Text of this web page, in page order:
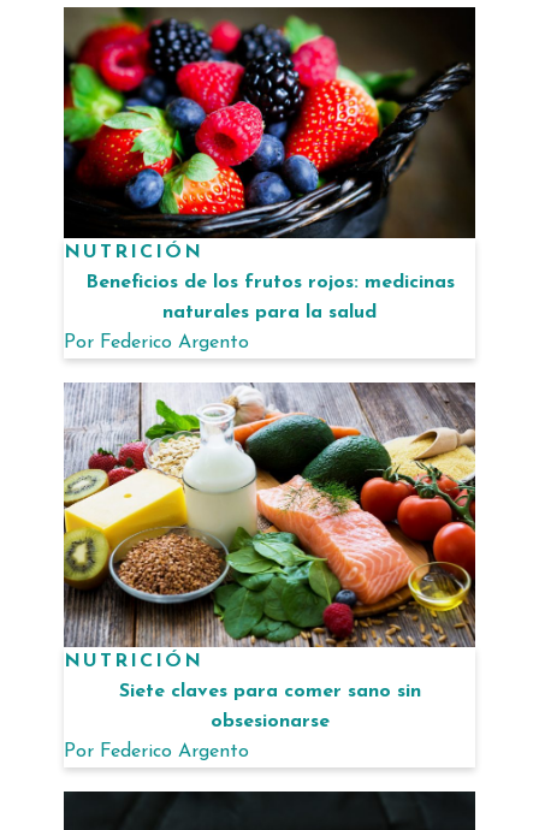
NUTRICIÓN
Beneficios de los frutos rojos: medicinas
naturales para la salud
Por Federico Argento
NUTRICIÓN
Siete claves para comer sano sin
obsesionarse
Por Federico Argento